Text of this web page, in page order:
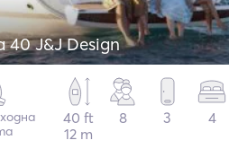
40 J&J Design
40 ft
12 m
8 3 4